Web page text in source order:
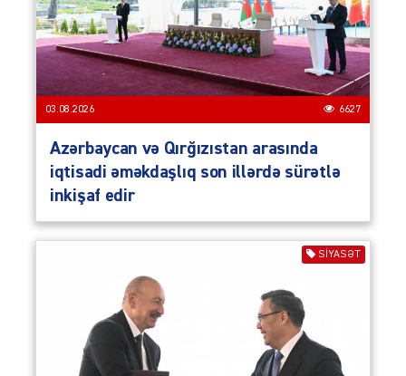
03.08.2026 6627
Azərbaycan və Qırğızıstan arasında
iqtisadi əməkdaşlıq son illərdə sürətlə
inkişaf edir
SIYASƏT